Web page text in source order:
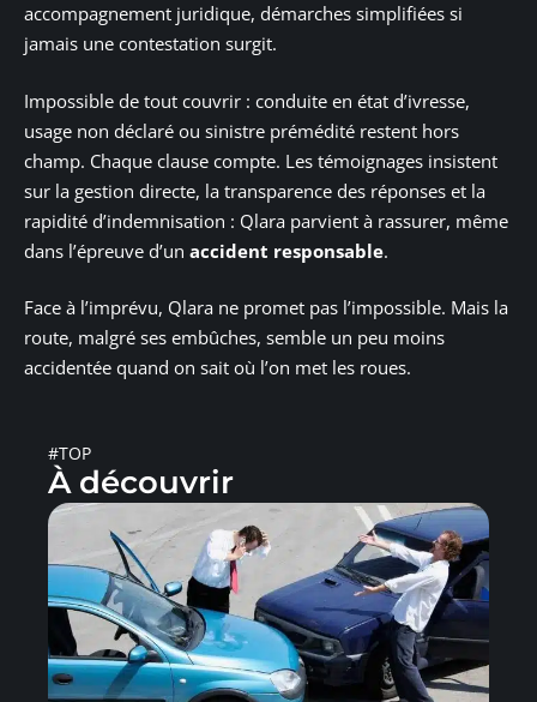
accompagnement juridique, démarches simplifiées si
jamais une contestation surgit.
Impossible de tout couvrir : conduite en état d’ivresse,
usage non déclaré ou sinistre prémédité restent hors
champ. Chaque clause compte. Les témoignages insistent
sur la gestion directe, la transparence des réponses et la
rapidité d’indemnisation : Qlara parvient à rassurer, même
dans l’épreuve d’un accident responsable.
Face à l’imprévu, Qlara ne promet pas l’impossible. Mais la
route, malgré ses embûches, semble un peu moins
accidentée quand on sait où l’on met les roues.
#TOP
À découvrir